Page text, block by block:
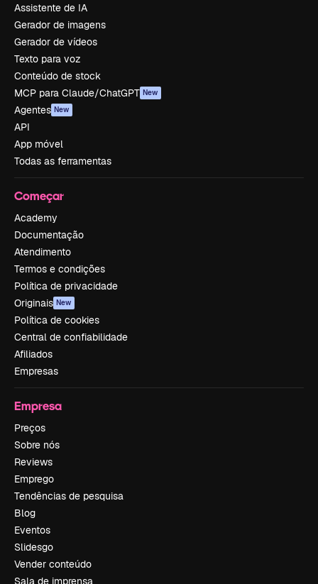
Assistente de IA
Gerador de imagens
Gerador de vídeos
Texto para voz
Conteúdo de stock
MCP para Claude/ChatGPT New
Agentes New
API
App móvel
Todas as ferramentas
Começar
Academy
Documentação
Atendimento
Termos e condições
Política de privacidade
Originais New
Política de cookies
Central de confiabilidade
Afiliados
Empresas
Empresa
Preços
Sobre nós
Reviews
Emprego
Tendências de pesquisa
Blog
Eventos
Slidesgo
Vender conteúdo
Sala de imprensa